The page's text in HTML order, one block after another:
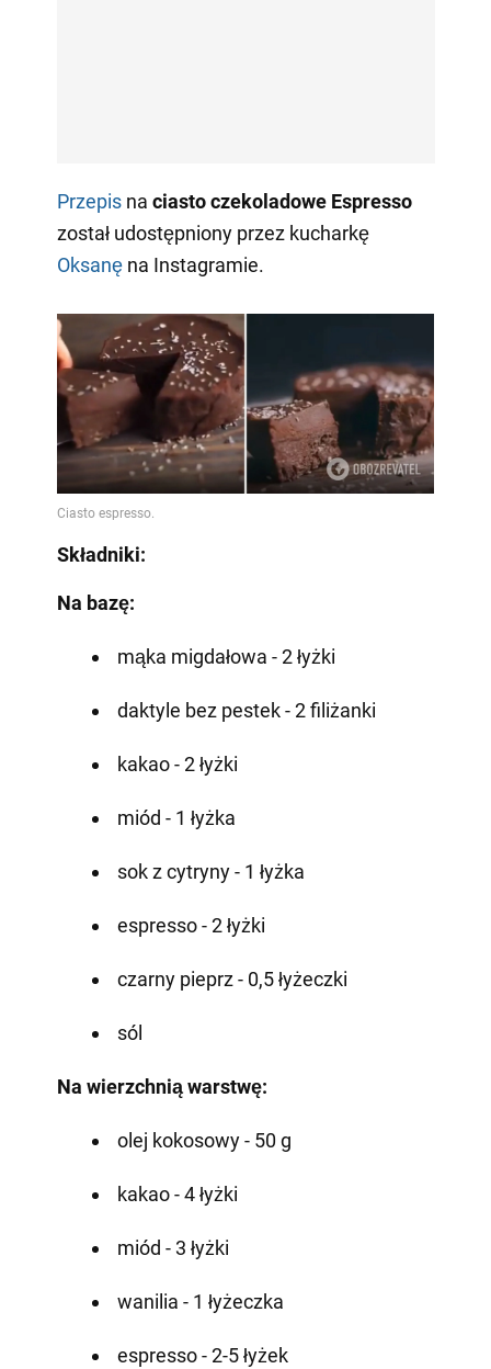
Przepisna ciasto czekoladowe Espresso
został udostępniony przez kucharkę
Oksanęna Instagramie.
Składniki:
Na bazę:
mąka migdałowa - 2 łyżki
daktyle bez pestek - 2 filiżanki
kakao - 2 łyżki
miód - 1 łyżka
sok z cytryny - 1 łyżka
espresso - 2 łyżki
czarny pieprz - 0,5 łyżeczki
sól
Na wierzchnią warstwę:
olej kokosowy - 50 g
kakao - 4 łyżki
miód - 3 łyżki
wanilia - 1 łyżeczka
espresso - 2-5 łyżek